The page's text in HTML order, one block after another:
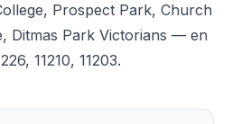
Prospect Park, Church
Ditmas Park Victorians — en
11210, 11203.